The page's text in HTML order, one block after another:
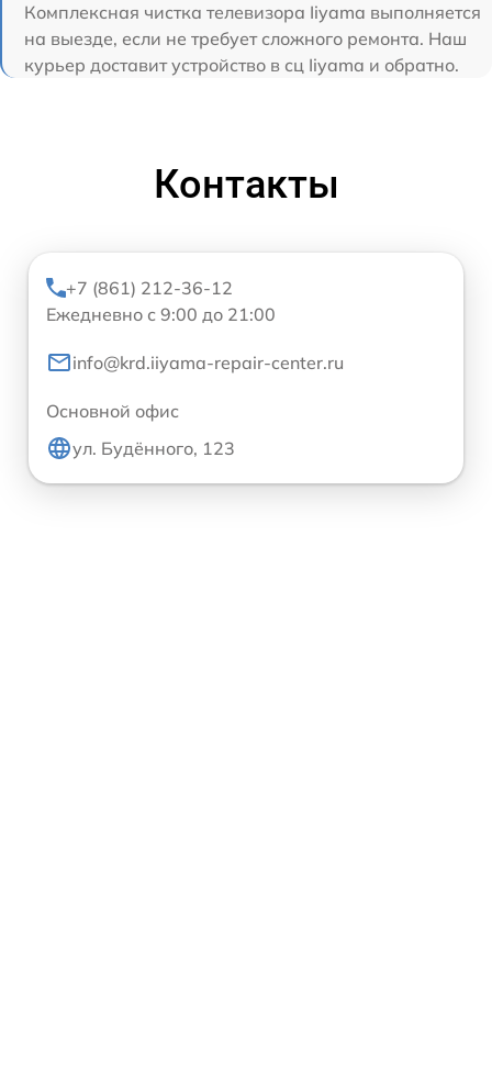
Комплексная чистка телевизора Iiyama выполняется
на выезде, если не требует сложного ремонта. Наш
курьер доставит устройство в сц Iiyama и обратно.
Контакты
+7 (861) 212-36-12
Ежедневно с 9:00 до 21:00
info@krd.iiyama-repair-center.ru
Основной офис
ул. Будённого, 123